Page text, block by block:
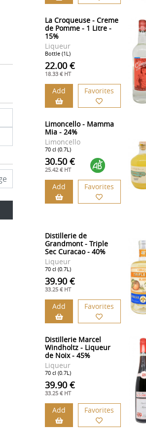
La Croqueuse - Creme
de Pomme - 1 Litre -
15%
Liqueur
Bottle (1L)
22.00 €
18.33 € HT
Add Favorites
Limoncello - Mamma
Mia - 24%
Limoncello
70 cl (0.7L)
30.50 €
25.42 € HT
Add Favorites
Distillerie de
Grandmont - Triple
Sec Curacao - 40%
Liqueur
70 cl (0.7L)
39.90 €
33.25 € HT
Add Favorites
Distillerie Marcel
Windholtz - Liqueur
de Noix - 45%
Liqueur
70 cl (0.7L)
39.90 €
33.25 € HT
Add Favorites